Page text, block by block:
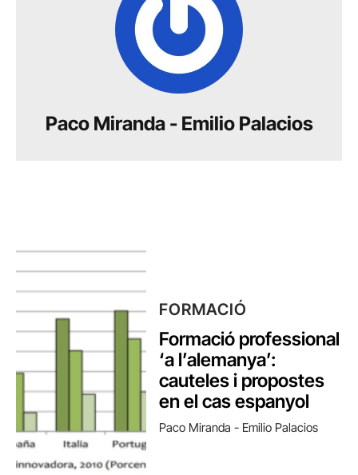
Paco Miranda - Emilio Palacios
FORMACIÓ
Formació professional
‘a l’alemanya’:
cauteles i propostes
en el cas espanyol
Paco Miranda - Emilio Palacios